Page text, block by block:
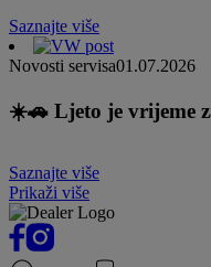
Saznajte više
Novosti servisa01.07.2026
☀️🚗 Ljeto je vrijeme
Saznajte više
Prikaži više